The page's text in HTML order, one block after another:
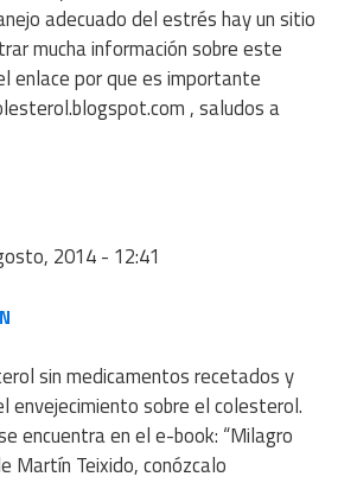
adecuado del estrés hay un sitio
mucha información sobre este
enlace por que es importante
, saludos a
2014 - 12:41
sin medicamentos recetados y
envejecimiento sobre el colesterol.
encuentra en el e-book: “Milagro
Martín Teixido, conózcalo